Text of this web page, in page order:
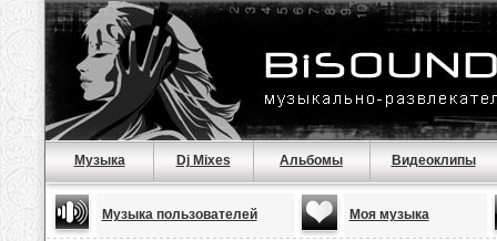
Музыка Dj Mixes Альбомы Видеоклипы
Музыка пользователей Моя музыка